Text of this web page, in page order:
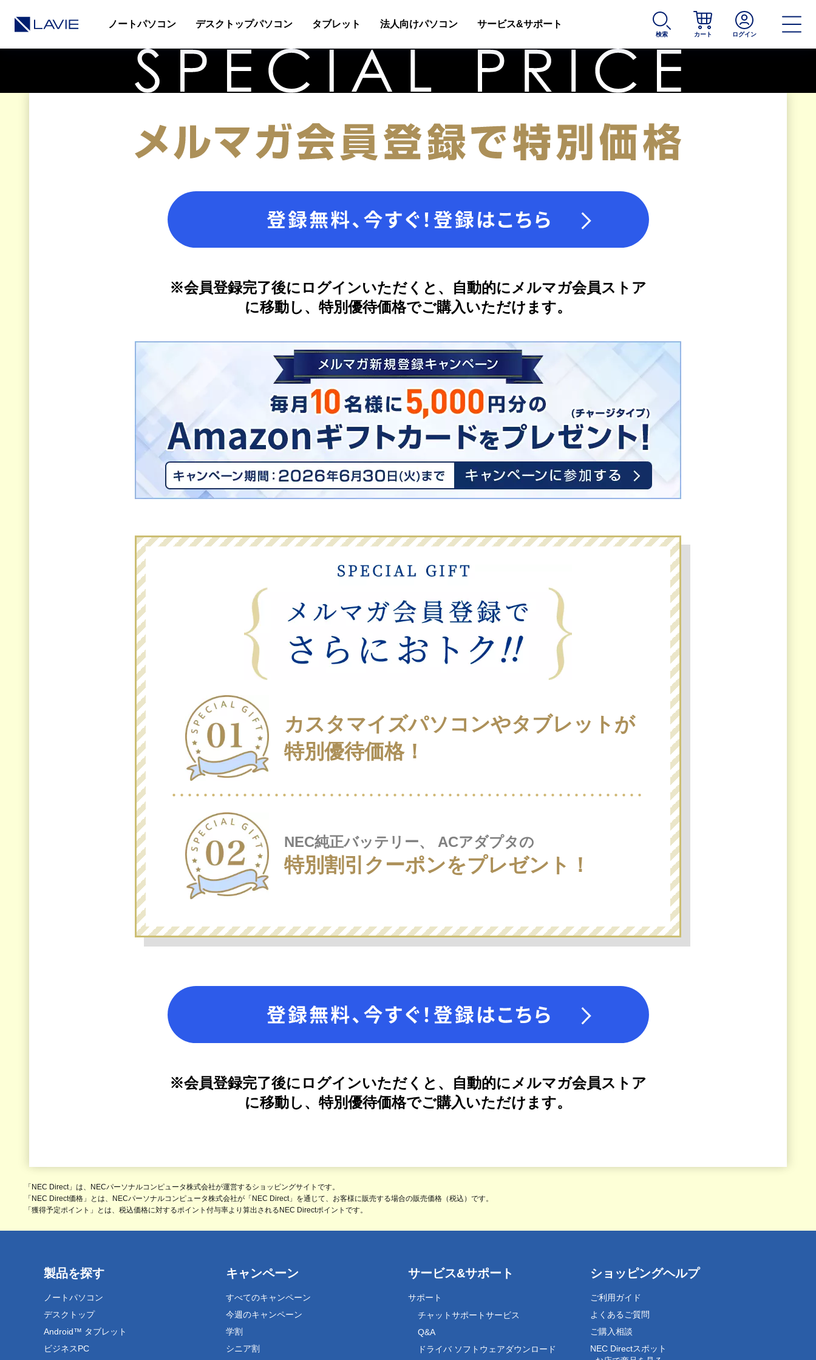
ノートパソコン デスクトップパソコン タブレット 法人向けパソコン サービス&サポート
検索 カート ログイン
※会員登録完了後にログインいただくと、自動的にメルマガ会員ストア
に移動し、特別優待価格でご購入いただけます。
カスタマイズパソコンやタブレットが
特別優待価格！
NEC純正バッテリー、 ACアダプタの
特別割引クーポンをプレゼント！
※会員登録完了後にログインいただくと、自動的にメルマガ会員ストア
に移動し、特別優待価格でご購入いただけます。
「NEC Direct」は、NECパーソナルコンピュータ株式会社が運営するショッピングサイトです。
「NEC Direct価格」とは、NECパーソナルコンピュータ株式会社が「NEC Direct」を通じて、お客様に販売する場合の販売価格（税込 ）です。
「獲得予定ポイント」とは、税込価格に対するポイント付与率より算出されるNEC Directポイントです。
製品を探す
ノートパソコン
デスクトップ
Android™ タブレット
ビジネスPC
キャンペーン
すべてのキャンペーン
今週のキャンペーン
学割
シニア割
サービス&サポート
サポート
チャットサポートサービス
Q&A
ドライバ ソフトウェアダウンロード
ショッピングヘルプ
ご利用ガイド
よくあるご質問
ご購入相談
NEC Directスポット